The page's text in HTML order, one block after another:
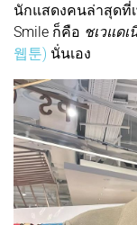
นักแสดงคนล่าสุดที่เ
Smile ก็คือ ชเวแดเ
웹툰) นั่นเอง